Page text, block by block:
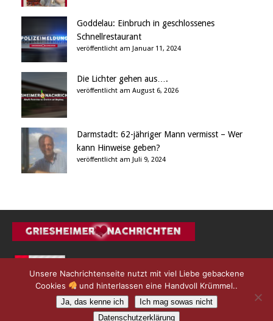
Goddelau: Einbruch in geschlossenes
Schnellrestaurant
veröffentlicht am Januar 11, 2024
Die Lichter gehen aus….
veröffentlicht am August 6, 2026
Darmstadt: 62-jähriger Mann vermisst – Wer
kann Hinweise geben?
veröffentlicht am Juli 9, 2024
Unsere Nachrichtenseite nutzt mit viel Liebe gebackene
Cookies
und hinterlassen eine Handvoll Krümmel..
Ja, das kenne ich
Ich mag sowas nicht
Datenschutzerklärung